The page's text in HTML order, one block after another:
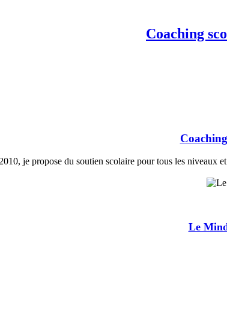
Coaching
je propose du soutien scolaire pour tous les niveaux
Le